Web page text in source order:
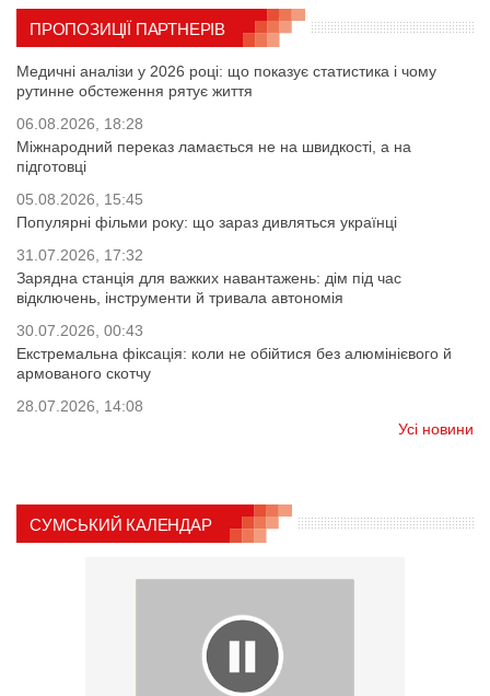
ПРОПОЗИЦІЇ ПАРТНЕРІВ
Медичні аналізи у 2026 році: що показує статистика і чому
рутинне обстеження рятує життя
06.08.2026, 18:28
Міжнародний переказ ламається не на швидкості, а на
підготовці
05.08.2026, 15:45
Популярні фільми року: що зараз дивляться українці
31.07.2026, 17:32
Зарядна станція для важких навантажень: дім під час
відключень, інструменти й тривала автономія
30.07.2026, 00:43
Екстремальна фіксація: коли не обійтися без алюмінієвого й
армованого скотчу
28.07.2026, 14:08
Усі новини
СУМСЬКИЙ КАЛЕНДАР